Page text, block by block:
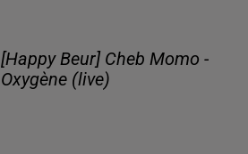
[Happy Beur] Cheb Momo -
Oxygène (live)